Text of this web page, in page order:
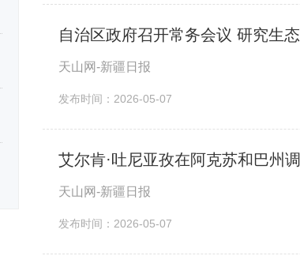
自治区政府召开常务会议 研究生
天山网-新疆日报
发布时间：2026-05-07
艾尔肯·吐尼亚孜在阿克苏和巴州
天山网-新疆日报
发布时间：2026-05-07